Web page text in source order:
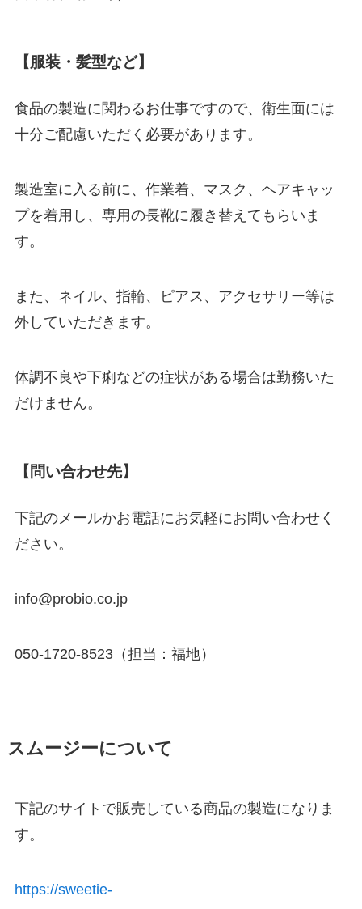
【服装・髪型など】
食品の製造に関わるお仕事ですので、衛生面には
十分ご配慮いただく必要があります。
製造室に入る前に、作業着、マスク、ヘアキャッ
プを着用し、専用の長靴に履き替えてもらいま
す。
また、ネイル、指輪、ピアス、アクセサリー等は
外していただきます。
体調不良や下痢などの症状がある場合は勤務いた
だけません。
【問い合わせ先】
下記のメールかお電話にお気軽にお問い合わせく
ださい。
info@probio.co.jp
050-1720-8523（担当：福地）
スムージーについて
下記のサイトで販売している商品の製造になりま
す。
https://sweetie-